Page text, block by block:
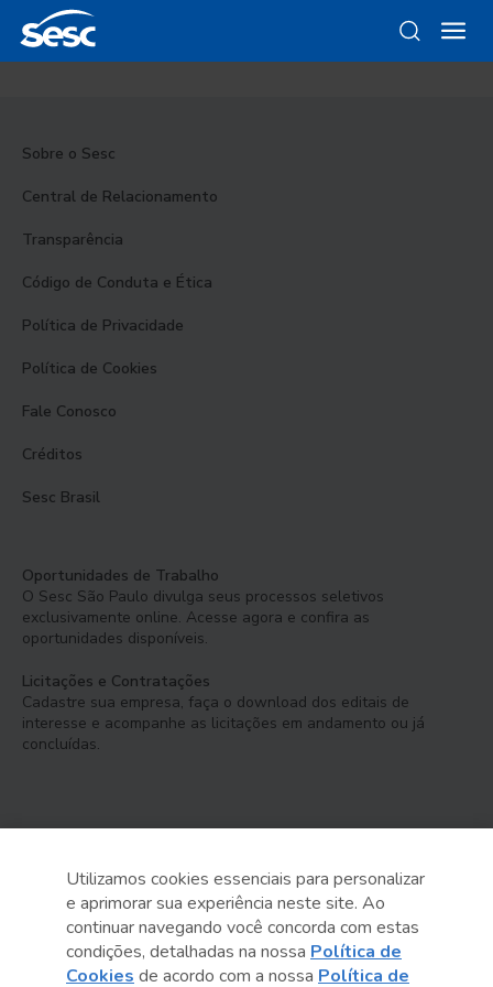
Sobre o Sesc
Central de Relacionamento
Transparência
Código de Conduta e Ética
Política de Privacidade
Política de Cookies
Fale Conosco
Créditos
Sesc Brasil
Oportunidades de Trabalho
O Sesc São Paulo divulga seus processos seletivos
exclusivamente online. Acesse agora e confira as
oportunidades disponíveis.
Licitações e Contratações
Cadastre sua empresa, faça o download dos editais de
interesse e acompanhe as licitações em andamento ou já
concluídas.
Serviço Social do Comércio
Administração Regional no Estado de São Paulo
Utilizamos cookies essenciais para personalizar
e aprimorar sua experiência neste site. Ao
continuar navegando você concorda com estas
condições, detalhadas na nossa Política de
Cookies de acordo com a nossa Política de